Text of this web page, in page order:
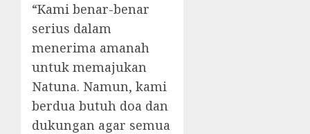
“Kami benar-benar
serius dalam
menerima amanah
untuk memajukan
Natuna. Namun, kami
berdua butuh doa dan
dukungan agar semua